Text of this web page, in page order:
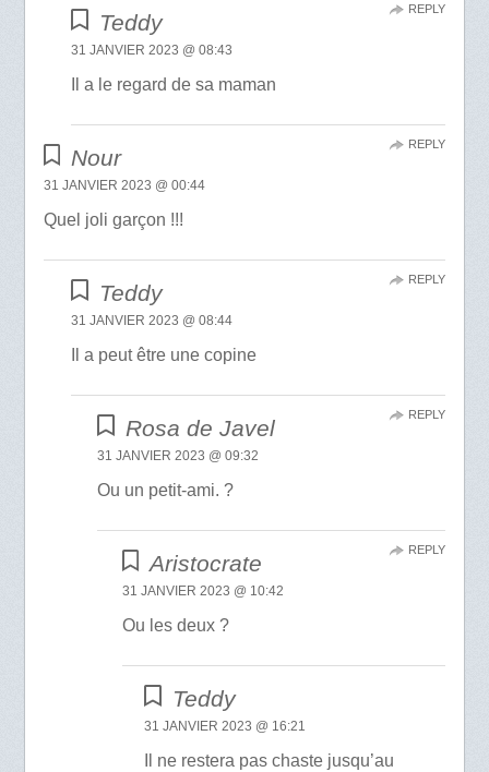
Teddy
31 JANVIER 2023 @ 08:43
Il a le regard de sa maman
REPLY
Nour
31 JANVIER 2023 @ 00:44
Quel joli garçon !!!
REPLY
Teddy
31 JANVIER 2023 @ 08:44
Il a peut être une copine
REPLY
Rosa de Javel
31 JANVIER 2023 @ 09:32
Ou un petit-ami. ?
REPLY
Aristocrate
31 JANVIER 2023 @ 10:42
Ou les deux ?
REPLY
Teddy
31 JANVIER 2023 @ 16:21
Il ne restera pas chaste jusqu’au